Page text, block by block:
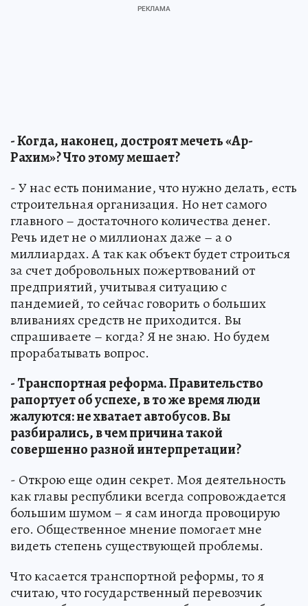
- Когда, наконец, достроят мечеть «Ар-
Рахим»? Что этому мешает?
- У нас есть понимание, что нужно делать, есть
строительная организация. Но нет самого
главного – достаточного количества денег.
Речь идет не о миллионах даже – а о
миллиардах. А так как объект будет строиться
за счет добровольных пожертвований от
предприятий, учитывая ситуацию с
пандемией, то сейчас говорить о больших
вливаниях средств не приходится. Вы
спрашиваете – когда? Я не знаю. Но будем
прорабатывать вопрос.
- Транспортная реформа. Правительство
рапортует об успехе, в то же время люди
жалуются: не хватает автобусов. Вы
разбирались, в чем причина такой
совершенно разной интерпретации?
- Открою еще один секрет. Моя деятельность
как главы республики всегда сопровождается
большим шумом – я сам иногда провоцирую
его. Общественное мнение помогает мне
видеть степень существующей проблемы.
Что касается транспортной реформы, то я
считаю, что государственный перевозчик